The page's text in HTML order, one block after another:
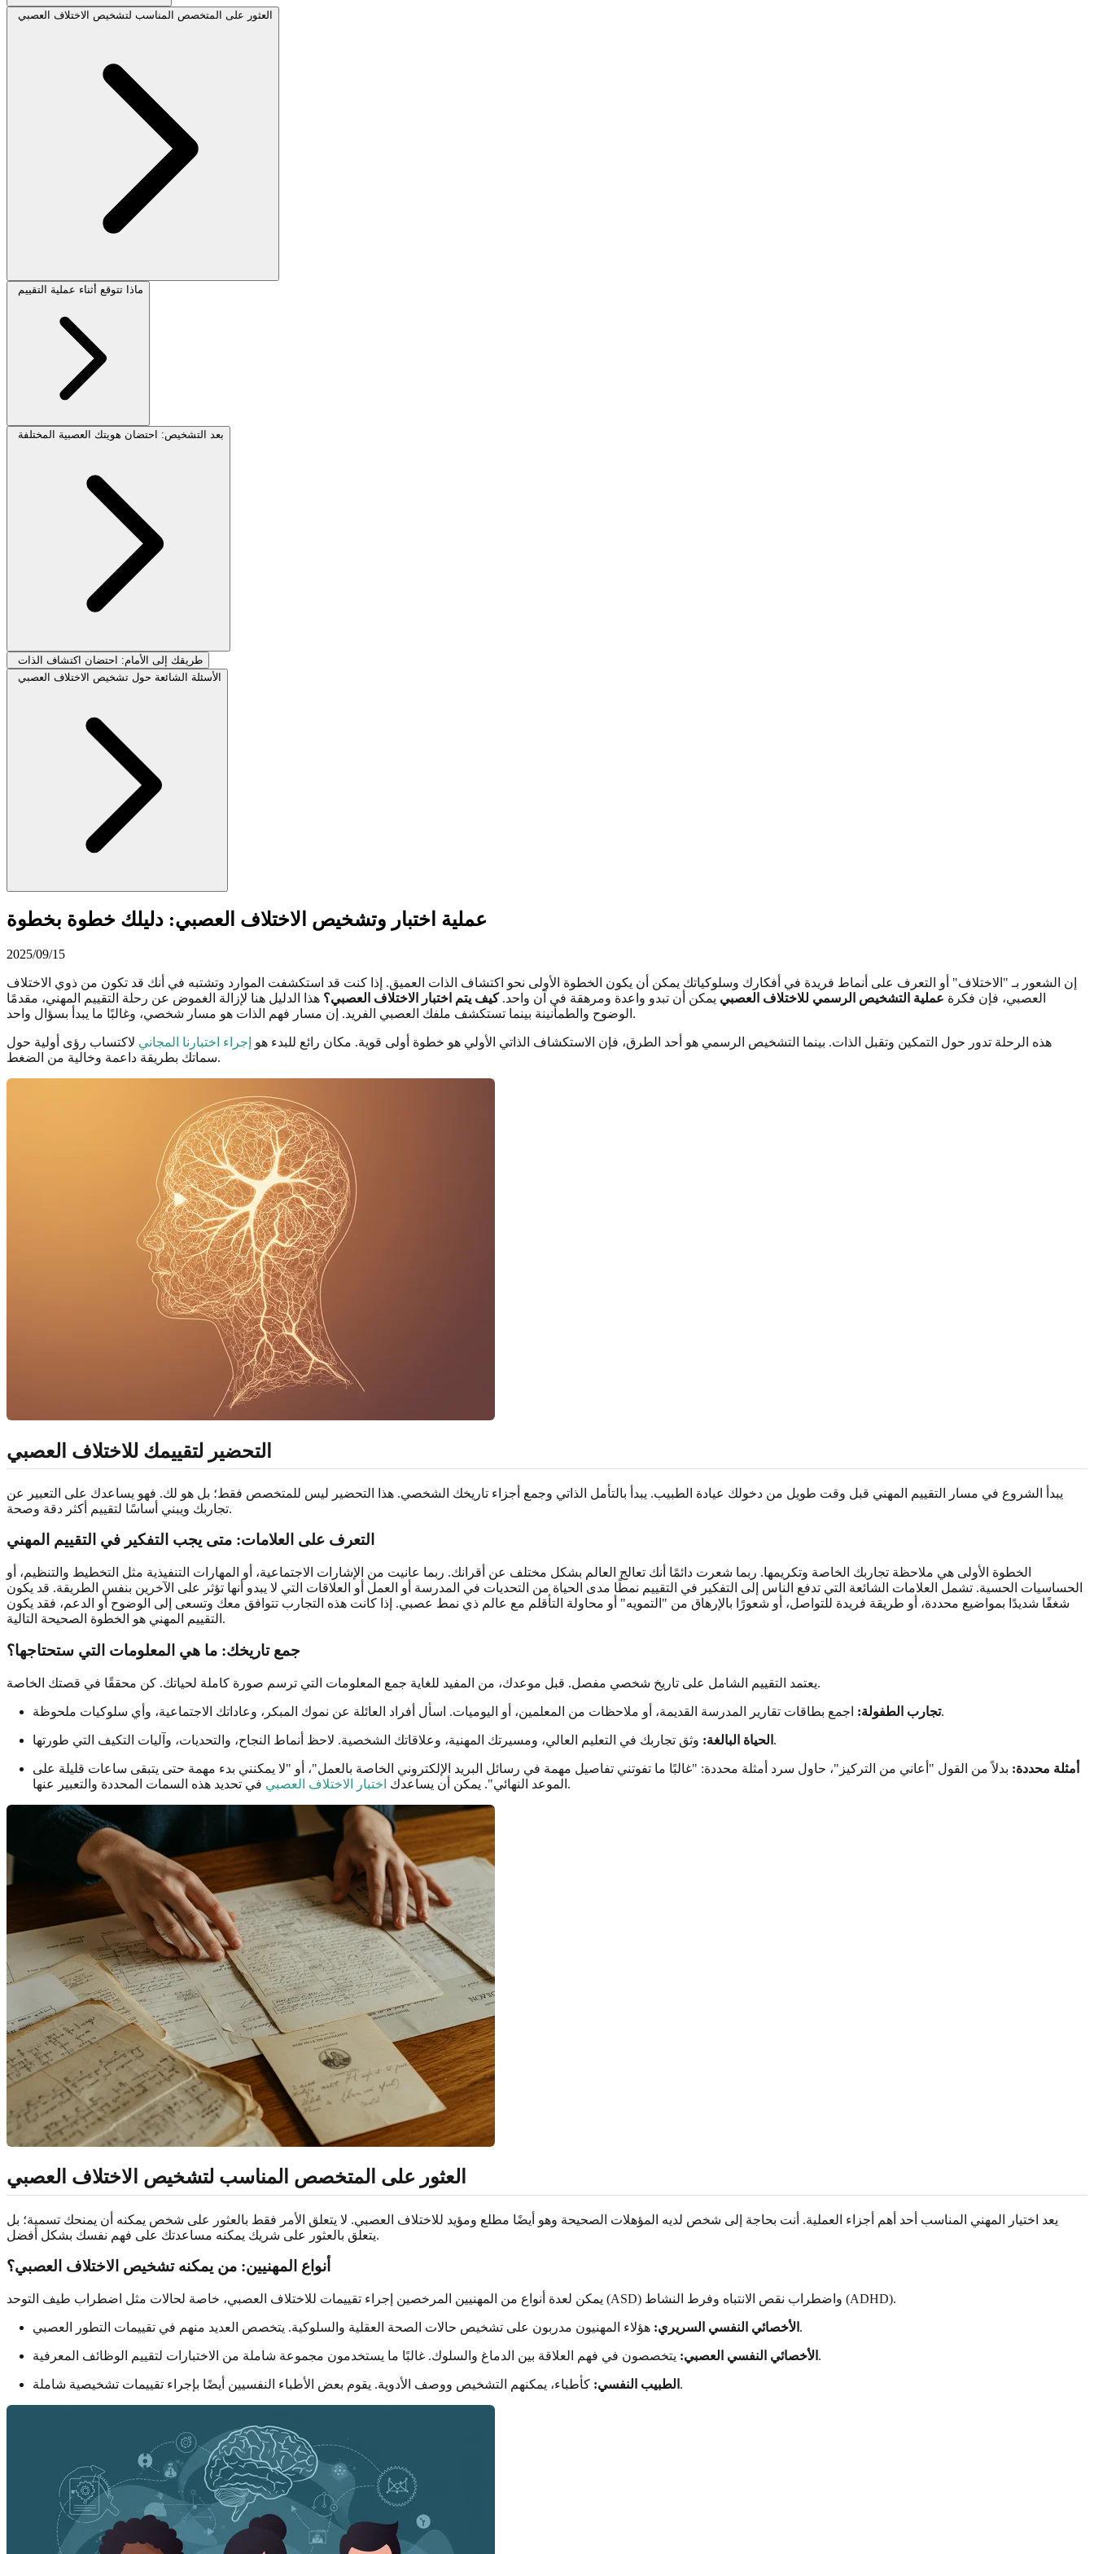
العثور على المتخصص المناسب لتشخيص الاختلاف العصبي
ماذا تتوقع أثناء عملية التقييم
بعد التشخيص: احتضان هويتك العصبية المختلفة
طريقك إلى الأمام: احتضان اكتشاف الذات
الأسئلة الشائعة حول تشخيص الاختلاف العصبي
عملية اختبار وتشخيص الاختلاف العصبي: دليلك خطوة بخطوة
2025/09/15
إن الشعور بـ "الاختلاف" أو التعرف على أنماط فريدة في أفكارك وسلوكياتك يمكن أن يكون الخطوة الأولى نحو اكتشاف الذات العميق. إذا كنت قد استكشفت الموارد وتشتبه في أنك قد تكون من ذوي الاختلاف
العصبي، فإن فكرة عملية التشخيص الرسمي للاختلاف العصبي يمكن أن تبدو واعدة ومرهقة في آن واحد.كيف يتم اختبار الاختلاف العصبي؟ هذا الدليل هنا لإزالة الغموض عن رحلة التقييم المهني، مقدمًا
الوضوح والطمأنينة بينما تستكشف ملفك العصبي الفريد. إن مسار فهم الذات هو مسار شخصي، وغالبًا ما يبدأ بسؤال واحد.
هذه الرحلة تدور حول التمكين وتقبل الذات. بينما التشخيص الرسمي هو أحد الطرق، فإن الاستكشاف الذاتي الأولي هو خطوة أولى قوية. مكان رائع للبدء هو إجراء اختبارنا المجاني لاكتساب رؤى أولية حول
سماتك بطريقة داعمة وخالية من الضغط.
التحضير لتقييمك للاختلاف العصبي
يبدأ الشروع في مسار التقييم المهني قبل وقت طويل من دخولك عيادة الطبيب. يبدأ بالتأمل الذاتي وجمع أجزاء تاريخك الشخصي. هذا التحضير ليس للمتخصص فقط؛ بل هو لك. فهو يساعدك على التعبير عن
تجاربك ويبني أساسًا لتقييم أكثر دقة وصحة.
التعرف على العلامات: متى يجب التفكير في التقييم المهني
الخطوة الأولى هي ملاحظة تجاربك الخاصة وتكريمها. ربما شعرت دائمًا أنك تعالج العالم بشكل مختلف عن أقرانك. ربما عانيت من الإشارات الاجتماعية، أو المهارات التنفيذية مثل التخطيط والتنظيم، أو
الحساسيات الحسية. تشمل العلامات الشائعة التي تدفع الناس إلى التفكير في التقييم نمطًا مدى الحياة من التحديات في المدرسة أو العمل أو العلاقات التي لا يبدو أنها تؤثر على الآخرين بنفس الطريقة. قد يكون
شغفًا شديدًا بمواضيع محددة، أو طريقة فريدة للتواصل، أو شعورًا بالإرهاق من "التمويه" أو محاولة التأقلم مع عالم ذي نمط عصبي. إذا كانت هذه التجارب تتوافق معك وتسعى إلى الوضوح أو الدعم، فقد يكون
التقييم المهني هو الخطوة الصحيحة التالية.
جمع تاريخك: ما هي المعلومات التي ستحتاجها؟
يعتمد التقييم الشامل على تاريخ شخصي مفصل. قبل موعدك، من المفيد للغاية جمع المعلومات التي ترسم صورة كاملة لحياتك. كن محققًا في قصتك الخاصة.
تجارب الطفولة:اجمع بطاقات تقارير المدرسة القديمة، أو ملاحظات من المعلمين، أو اليوميات. اسأل أفراد العائلة عن نموك المبكر، وعاداتك الاجتماعية، وأي سلوكيات ملحوظة.
الحياة البالغة: وثق تجاربك في التعليم العالي، ومسيرتك المهنية، وعلاقاتك الشخصية. لاحظ أنماط النجاح، والتحديات، وآليات التكيف التي طورتها.
أمثلة محددة: بدلاً من القول "أعاني من التركيز"، حاول سرد أمثلة محددة: "غالبًا ما تفوتني تفاصيل مهمة في رسائل البريد الإلكتروني الخاصة بالعمل"، أو "لا يمكنني بدء مهمة حتى يتبقى ساعات قليلة على
الموعد النهائي". يمكن أن يساعدك اختبار الاختلاف العصبي في تحديد هذه السمات المحددة والتعبير عنها.
العثور على المتخصص المناسب لتشخيص الاختلاف العصبي
يعد اختيار المهني المناسب أحد أهم أجزاء العملية. أنت بحاجة إلى شخص لديه المؤهلات الصحيحة وهو أيضًا مطلع ومؤيد للاختلاف العصبي. لا يتعلق الأمر فقط بالعثور على شخص يمكنه أن يمنحك تسمية؛ بل
يتعلق بالعثور على شريك يمكنه مساعدتك على فهم نفسك بشكل أفضل.
أنواع المهنيين: من يمكنه تشخيص الاختلاف العصبي؟
يمكن لعدة أنواع من المهنيين المرخصين إجراء تقييمات للاختلاف العصبي، خاصة لحالات مثل اضطراب طيف التوحد (ASD) واضطراب نقص الانتباه وفرط النشاط (ADHD).
الأخصائي النفسي السريري: هؤلاء المهنيون مدربون على تشخيص حالات الصحة العقلية والسلوكية. يتخصص العديد منهم في تقييمات التطور العصبي.
الأخصائي النفسي العصبي: يتخصصون في فهم العلاقة بين الدماغ والسلوك. غالبًا ما يستخدمون مجموعة شاملة من الاختبارات لتقييم الوظائف المعرفية.
الطبيب النفسي: كأطباء، يمكنهم التشخيص ووصف الأدوية. يقوم بعض الأطباء النفسيين أيضًا بإجراء تقييمات تشخيصية شاملة.